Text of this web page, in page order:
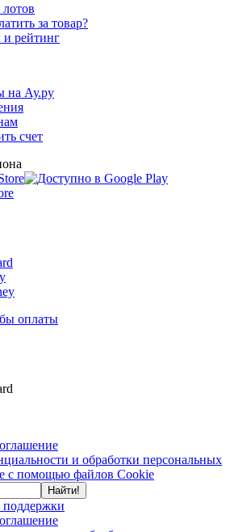
за товар?
рейтинг
на Ау.ру
счет
оплаты
и обработки персональных
с помощью файлов Cookie
Найти!